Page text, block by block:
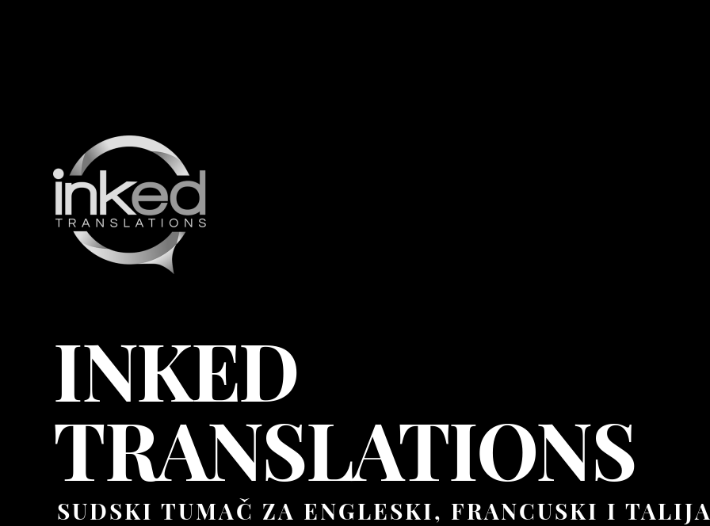
INKED
TRANSLATIONS
SUDSKI TUMAČ ZA ENGLESKI, FRANCUSKI I